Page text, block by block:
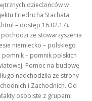
dziedzińców w
Friedricha Stachata.
– dostęp 16.02.17).
pochodzi ze stowarzyszenia
niemiecko – polskiego
– pomnik polskich
Pomoc na budowę
nadchodziła ze strony
i Zachodnich. Od
osobiste z grupami